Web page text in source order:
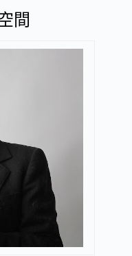
間